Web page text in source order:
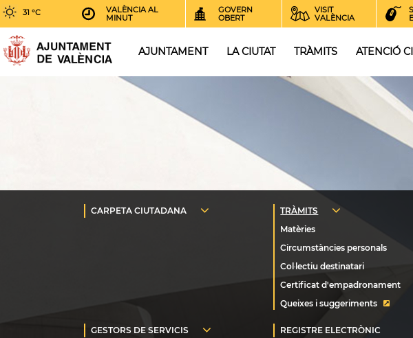
31 °C
VALÈNCIA AL
MINUT
GOVERN
OBERT
VISIT
VALÈNCIA
AJUNTAMENT LA CIUTAT TRÀMITS ATENCIÓ
Queixes i suggeriments